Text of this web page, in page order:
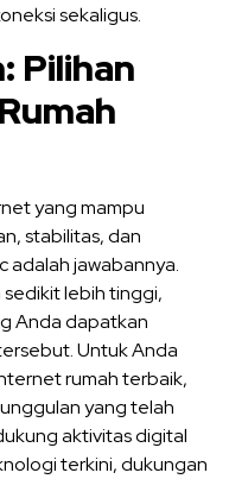
sekaligus.
Pilihan
yang mampu
stabilitas, dan
adalah jawabannya.
sedikit lebih tinggi,
Anda dapatkan
Untuk Anda
rumah terbaik,
yang telah
aktivitas digital
terkini, dukungan